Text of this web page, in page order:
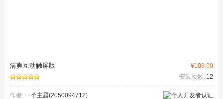
¥108.00
清爽互动触屏版
安装次数: 12
作者: 一个主题(2050094712)